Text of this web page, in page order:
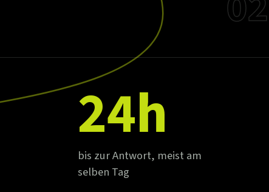
24h
bis zur Antwort, meist am
selben Tag